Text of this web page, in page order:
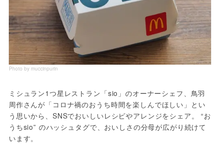
Photo by muccinpurin
ミシュラン1つ星レストラン「sio」のオーナーシェフ、鳥羽
周作さんが「コロナ禍のおうち時間を楽しんでほしい」とい
う思いから、SNSでおいしいレシピやアレンジをシェア。 “お
うちsio” のハッシュタグで、おいしさの分母が広がり続けて
います。